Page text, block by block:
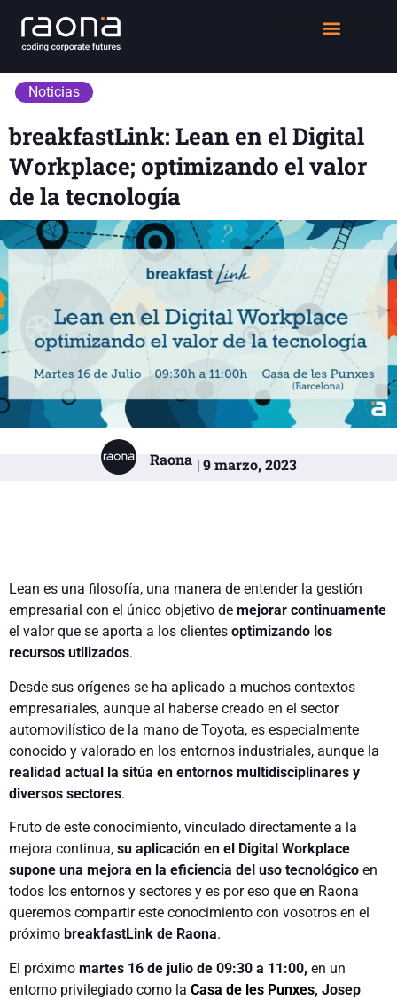
Noticias
breakfastLink: Lean en el Digital
Workplace; optimizando el valor
de la tecnología
Raona | 9 marzo, 2023
Lean es una filosofía, una manera de entender la gestión
empresarial con el único objetivo de mejorar continuamente
el valor que se aporta a los clientes optimizando los
recursos utilizados.
Desde sus orígenes se ha aplicado a muchos contextos
empresariales, aunque al haberse creado en el sector
automovilístico de la mano de Toyota, es especialmente
conocido y valorado en los entornos industriales, aunque la
realidad actual la sitúa en entornos multidisciplinares y
diversos sectores.
Fruto de este conocimiento, vinculado directamente a la
mejora continua, su aplicación en el Digital Workplace
supone una mejora en la eficiencia del uso tecnológico en
todos los entornos y sectores y es por eso que en Raona
queremos compartir este conocimiento con vosotros en el
próximo breakfastLink de Raona.
El próximo martes 16 de julio de 09:30 a 11:00, en un
entorno privilegiado como la Casa de les Punxes, Josep